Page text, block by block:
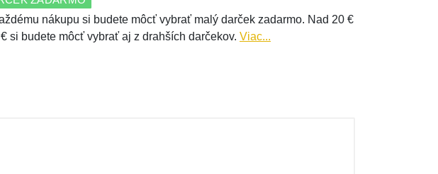
nákupu si budete môcť vybrať malý darček zadarmo. Nad 20 €
si budete môcť vybrať aj z drahších darčekov. Viac...